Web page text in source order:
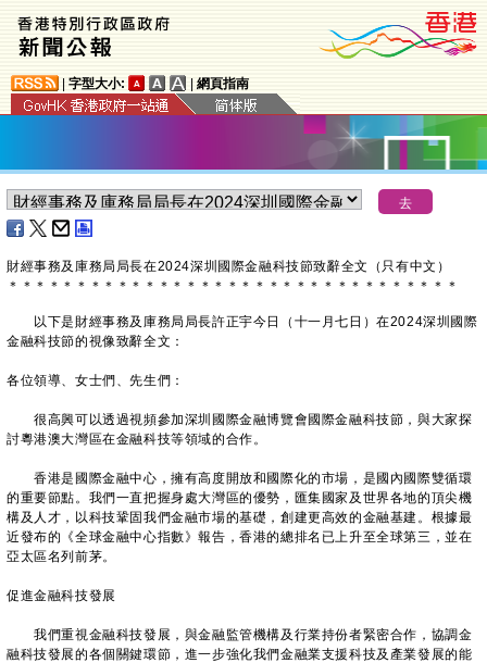
字型大小: 網頁指南
​財經事務及庫務局局長在2024深圳國際金融科技節致辭全文（只有中文）
＊ ＊ ＊ ＊ ＊ ＊ ＊ ＊ ＊ ＊ ＊ ＊ ＊ ＊ ＊ ＊ ＊ ＊ ＊ ＊ ＊ ＊ ＊ ＊ ＊ ＊ ＊ ＊ ＊ ＊ ＊ ＊ ＊
以下是財經事務及庫務局局長許正宇今日（十一月七日）在2024深圳國際
金融科技節的視像致辭全文：
各位領導、女士們、先生們：
很高興可以透過視頻參加深圳國際金融博覽會國際金融科技節，與大家探
討粵港澳大灣區在金融科技等領域的合作。
香港是國際金融中心，擁有高度開放和國際化的市場，是國內國際雙循環
的重要節點。我們一直把握身處大灣區的優勢，匯集國家及世界各地的頂尖機
構及人才，以科技鞏固我們金融市場的基礎，創建更高效的金融基建。根據最
近發布的《全球金融中心指數》報告，香港的總排名已上升至全球第三，並在
亞太區名列前茅。
促進金融科技發展
我們重視金融科技發展，與金融監管機構及行業持份者緊密合作，協調金
融科技發展的各個關鍵環節，進一步強化我們金融業支援科技及產業發展的能